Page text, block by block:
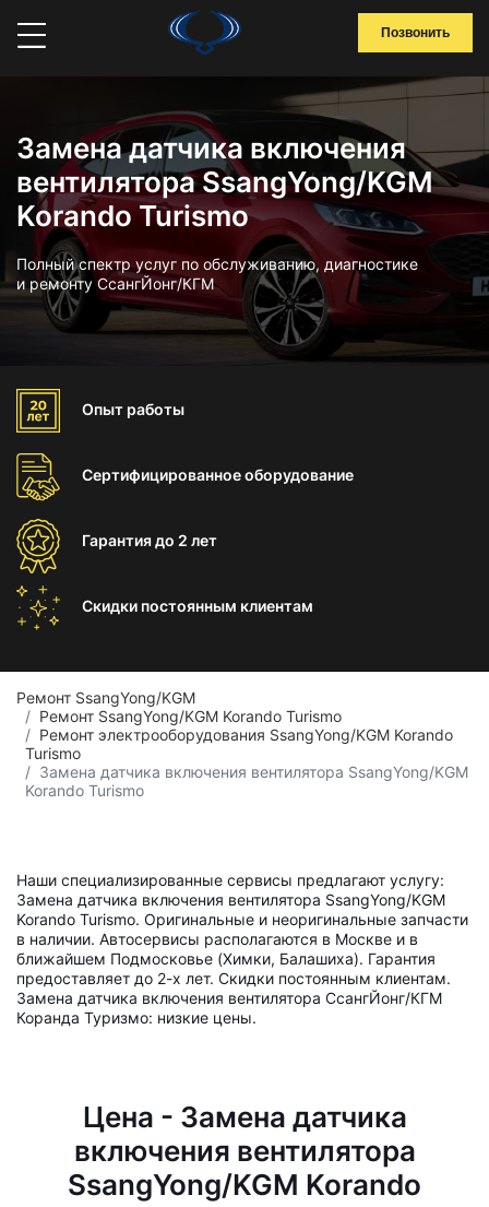
Позвонить
Замена датчика включения
вентилятора SsangYong/KGM
Korando Turismo
Полный спектр услуг по обслуживанию, диагностике
и ремонту СсангЙонг/КГМ
Опыт работы
Сертифицированноеоборудование
Гарантиядо 2 лет
Скидки постоянным клиентам
Ремонт SsangYong/KGM
Ремонт SsangYong/KGM Korando Turismo
Ремонт электрооборудования SsangYong/KGM Korando
Turismo
Замена датчика включения вентилятора SsangYong/KGM
Korando Turismo
Наши специализированные сервисы предлагают услугу:
Замена датчика включения вентилятора SsangYong/KGM
Korando Turismo. Оригинальные и неоригинальные запчасти
в наличии. Автосервисы располагаются в Москве и в
ближайшем Подмосковье (Химки, Балашиха). Гарантия
предоставляет до 2-х лет. Скидки постоянным клиентам.
Замена датчика включения вентилятора СсангЙонг/КГМ
Коранда Туризмо: низкие цены.
Цена - Замена датчика
включения вентилятора
SsangYong/KGM Korando